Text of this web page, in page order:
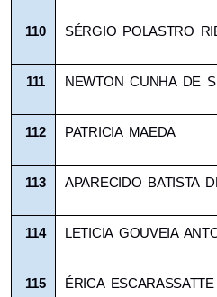
110 SÉRGIO POLASTRO
111 NEWTON CUNHA DE
112 PATRICIA MAEDA
113 APARECIDO BATISTA
114 LETICIA GOUVEIA
115 ÉRICA ESCARASSATTE